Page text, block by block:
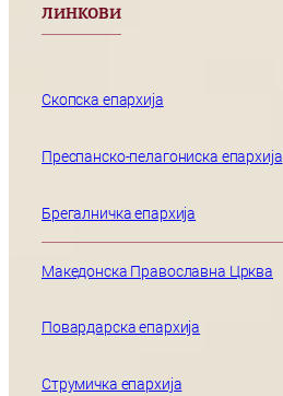
ЛИНКОВИ
Скопска епархија
Преспанско-пелагониска епархија
Брегалничка епархија
Македонска Православна Црква
Повардарска епархија
Струмичка епархија